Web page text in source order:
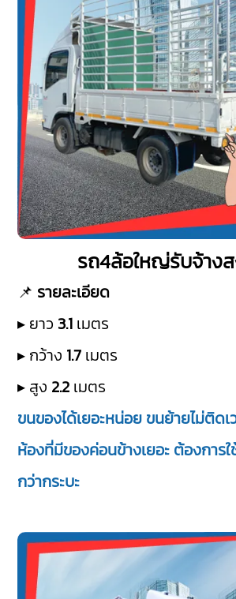
รถ4ล้อใหญ่รับจ้าง
📌 รายละเอียด
▸ ยาว 3.1 เมตร
▸ กว้าง 1.7 เมตร
▸ สูง 2.2 เมตร
ขนของได้เยอะหน่อย ขนย้ายไม่ติดเ
ห้องที่มีของค่อนข้างเยอะ ต้องการ
กว่ากระบะ